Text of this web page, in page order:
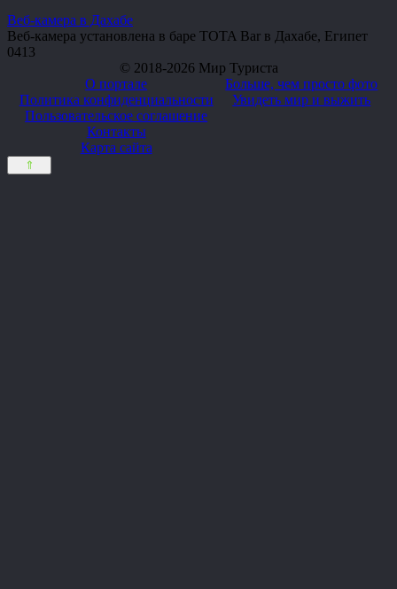
Веб-камера в Дахабе
Веб-камера установлена в баре TOTA Bar в Дахабе, Египет
0413
© 2018-2026 Мир Туриста
О портале
Политика конфиденциальности
Пользовательское соглашение
Контакты
Карта сайта
Больше, чем просто фото
Увидеть мир и выжить